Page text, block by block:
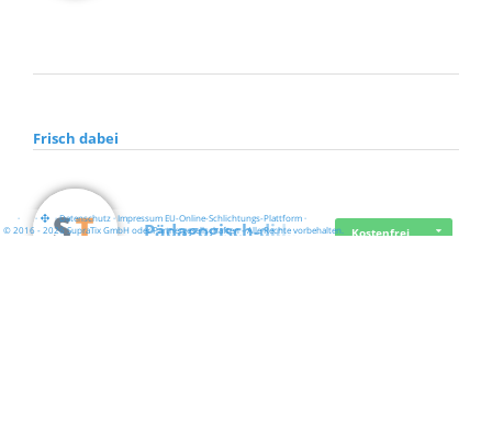
Frisch dabei
Pädagogisch-did… Kostenfrei
· · ·Datenschutz·Impressum EU-Online-Schlichtungs-Plattform·
© 2016 - 2026 SupraTix GmbH oder Partnergesellschaften - Alle Rechte vorbehalten.